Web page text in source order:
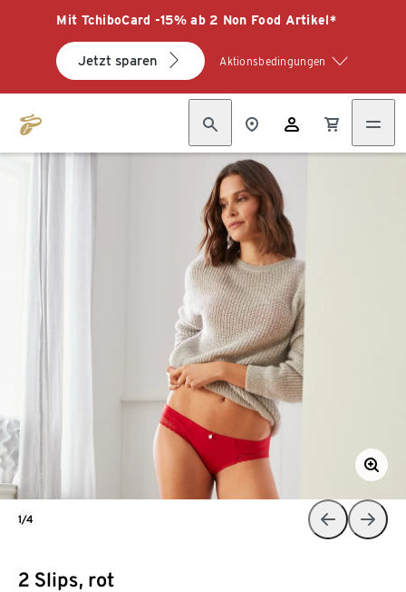
Mit TchiboCard -15% ab 2 Non Food Artikel*
Jetzt sparen Aktionsbedingungen
2 Slips, rot
1/4